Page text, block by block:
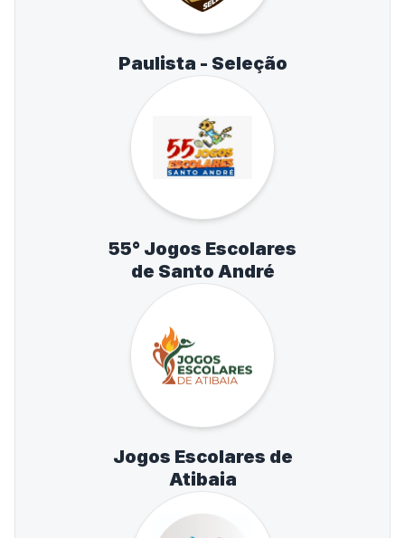
Paulista - Seleção
55° Jogos Escolares
de Santo André
Jogos Escolares de
Atibaia